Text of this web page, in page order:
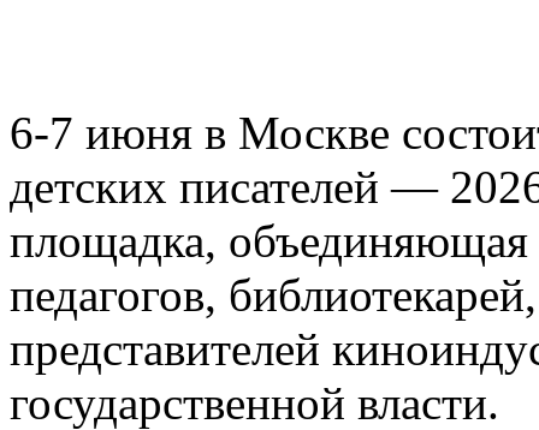
6-7 июня в Москве
детских писателей —
площадка, объединяющая
педагогов,
представителей
государственной власти.